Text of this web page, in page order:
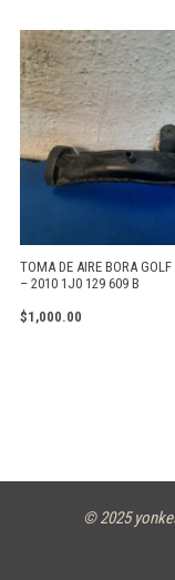
TOMA DE AIRE BORA
– 2010 1J0 129 609 B
$1,000.00
© 2025